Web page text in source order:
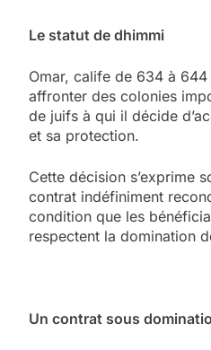
Le statut de dhimmi
Omar, calife de 634 à
affronter des colonies
de juifs à qui il décide
et sa protection.
Cette décision s’exprime
contrat indéfiniment
condition que les
respectent la domination
Un contrat sous